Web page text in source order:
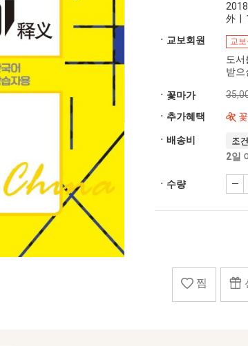
外 |
ㆍ교보회원
교보
도
받으
ㆍ꽃마가
ㆍ추가혜택
ㆍ배송비 조
2일
ㆍ수량
찜